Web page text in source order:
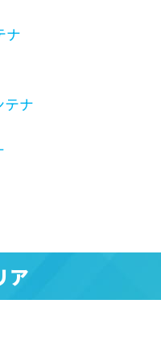
ナ
テナ
ア